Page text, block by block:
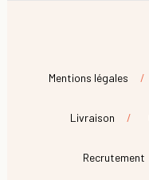
Mentions légales
Livraison
Recrutement